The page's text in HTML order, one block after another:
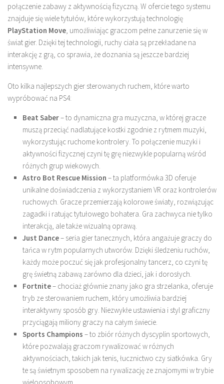
połączenie zabawy z aktywnością fizyczną. W ofercie tego systemu
znajduje się wiele tytułów, które wykorzystują technologię
PlayStation Move, umożliwiając graczom pełne zanurzenie się w
świat gier. Dzięki tej technologii, ruchy ciała są przekładane na
interakcję z grą, co sprawia, że doznania są jeszcze bardziej
intensywne.
Oto kilka najlepszych gier sterowanych ruchem, które warto
wypróbować na PS4:
Beat Saber– to dynamiczna gra muzyczna, w której gracze
muszą przeciąć nadlatujące kostki zgodnie z rytmem muzyki,
wykorzystując ruchome kontrolery. To połączenie muzyki i
aktywności fizycznej czyni tę grę niezwykle popularną wśród
różnych grup wiekowych.
Astro Bot Rescue Mission – ta platformówka 3D oferuje
unikalne doświadczenia z wykorzystaniem VR oraz kontrolerów
ruchowych. Gracze przemierzają kolorowe światy, rozwiązując
zagadki i ratując tytułowego bohatera. Gra zachwyca nie tylko
interakcją, ale także wizualną oprawą.
Just Dance– seria gier tanecznych, która angażuje graczy do
tańca w rytm popularnych utworów. Dzięki śledzeniu ruchów,
każdy może poczuć się jak profesjonalny tancerz, co czyni tę
grę świetną zabawą zarówno dla dzieci, jak i dorosłych.
Fortnite– chociaż głównie znany jako gra strzelanka, oferuje
tryb ze sterowaniem ruchem, który umożliwia bardziej
interaktywny sposób gry. Niezwykłe ustawienia i styl graficzny
przyciągają miliony graczy na całym świecie.
Sports Champions – to zbiór różnych dyscyplin sportowych,
które pozwalają graczom rywalizować w różnych
aktywnościach, takich jak tenis, łucznictwo czy siatkówka. Gry
te są świetnym sposobem na rywalizację ze znajomymi w trybie